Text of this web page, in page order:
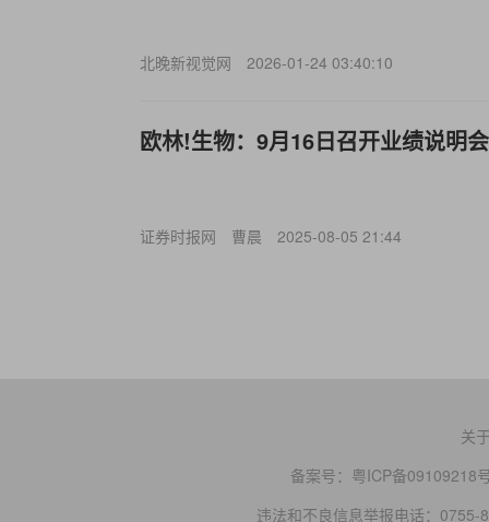
北晚新视觉网 2026-01-24 03:40:10
欧林!生物：9月16日召开业绩说明
证券时报网 曹晨 2025-08-05 21:44
关
备案号： 粤ICP备09109218
违法和不良信息举报电话：0755-